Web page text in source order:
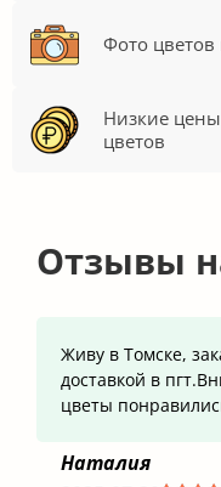
Фото цветов
Низкие
цветов
Отзывы
Живу в Томске,
доставкой в
цветы
Наталия